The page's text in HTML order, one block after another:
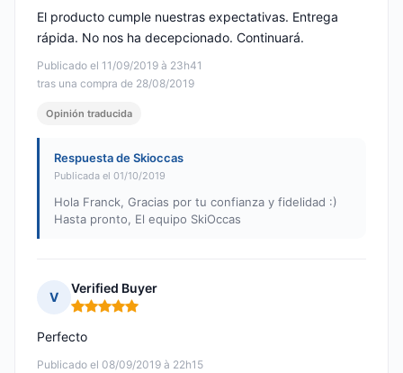
Publicado el 11/09/2019 à 23h41
tras una compra de 28/08/2019
El producto cumple nuestras expectativas. Entrega
rápida. No nos ha decepcionado. Continuará.
Opinión traducida
Respuesta de Skioccas
Publicada el 01/10/2019
Hola Franck, Gracias por tu confianza y fidelidad :)
Hasta pronto, El equipo SkiOccas
V
Verified Buyer
Nota: 5 de 5
Publicado el 08/09/2019 à 22h15
Perfecto